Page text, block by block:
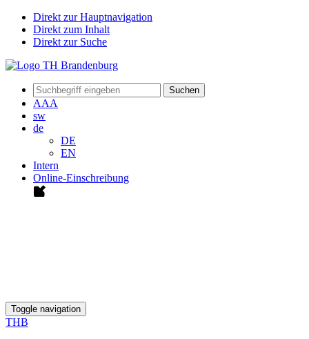
Direkt zur Hauptnavigation
Direkt zum Inhalt
Direkt zur Suche
Suchen
AAA
sw
de
DE
EN
Intern
Online-Einschreibung
Toggle navigation
THB